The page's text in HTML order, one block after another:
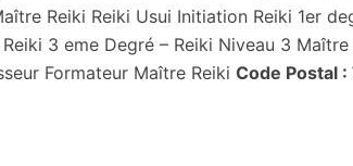
Reiki Reiki Usui Initiation Reiki 1er
3 eme Degré – Reiki Niveau 3 Maître
Formateur Maître Reiki Code Postal :